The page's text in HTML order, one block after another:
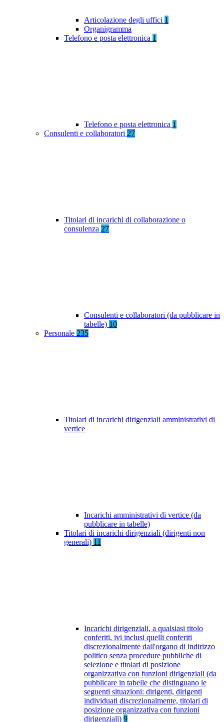
Articolazione degli uffici 1
Organigramma
Telefono e posta elettronica 1
Telefono e posta elettronica 1
Consulenti e collaboratori 27
Titolari di incarichi di collaborazione o
consulenza 27
Consulenti e collaboratori (da pubblicare in
tabelle) 10
Personale 235
Titolari di incarichi dirigenziali amministrativi di
vertice
Incarichi amministrativi di vertice (da
pubblicare in tabelle)
Titolari di incarichi dirigenziali (dirigenti non
generali) 11
Incarichi dirigenziali, a qualsiasi titolo
conferiti, ivi inclusi quelli conferiti
discrezionalmente dall'organo di indirizzo
politico senza procedure pubbliche di
selezione e titolari di posizione
organizzativa con funzioni dirigenziali (da
pubblicare in tabelle che distinguano le
seguenti situazioni: dirigenti, dirigenti
individuati discrezionalmente, titolari di
posizione organizzativa con funzioni
dirigenziali) 9